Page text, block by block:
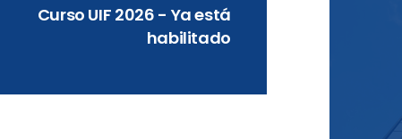
Curso UIF 2026 - Ya está
habilitado